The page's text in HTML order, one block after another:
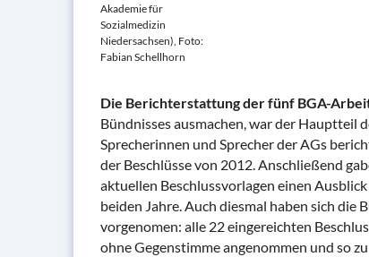
Akademie für
Sozialmedizin
Niedersachsen), Foto:
Fabian Schellhorn
Die Berichterstattung der fünf BGA-
Bündnisses ausmachen, war der Hauptteil
Sprecherinnen und Sprecher der AGs
der Beschlüsse von 2012. Anschließend
aktuellen Beschlussvorlagen einen
beiden Jahre. Auch diesmal haben sich die
vorgenomen: alle 22 eingereichten
ohne Gegenstimme angenommen und so